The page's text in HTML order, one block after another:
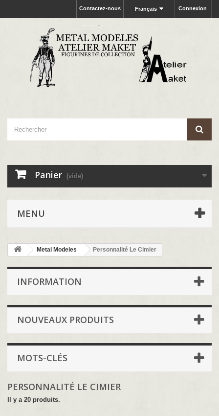
Connexion
Français
Contactez-nous
Panier (vide)
MENU
Metal Modeles Personnalité Le Cimier
INFORMATION
NOUVEAUX PRODUITS
MOTS-CLÉS
PERSONNALITÉ LE CIMIER
Il y a 20 produits.